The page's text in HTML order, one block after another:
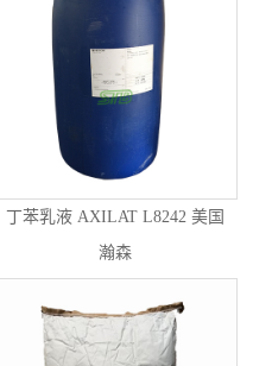
丁苯乳液 AXILAT L8242 美国
瀚森